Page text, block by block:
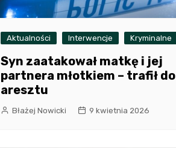
Aktualności Interwencje Kryminalne
Syn zaatakował matkę i jej
partnera młotkiem – trafił do
aresztu
Błażej Nowicki 9 kwietnia 2026